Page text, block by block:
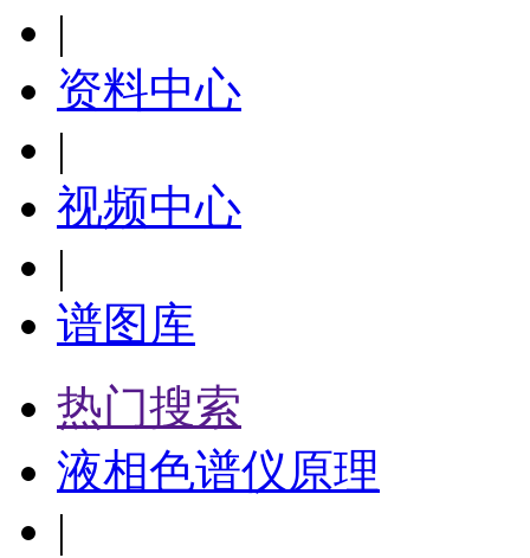
|
资料中心
|
视频中心
|
谱图库
热门搜索
液相色谱仪原理
|